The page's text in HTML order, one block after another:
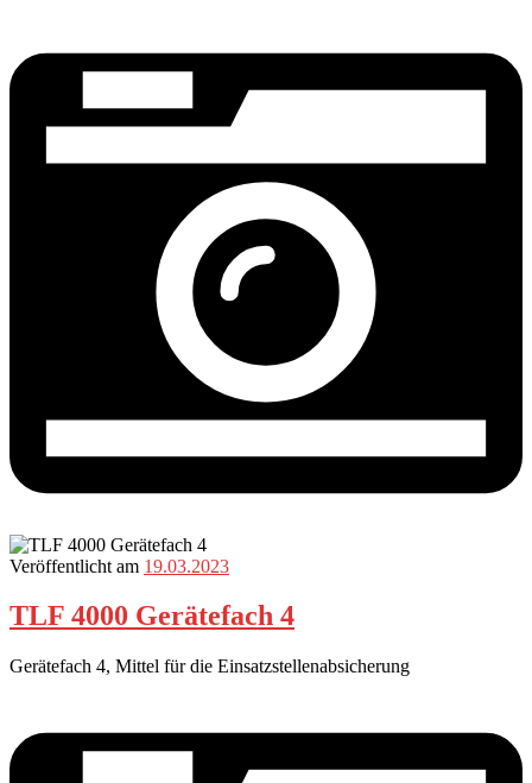
Veröffentlicht am 19.03.2023
TLF 4000 Gerätefach 4
Gerätefach 4, Mittel für die Einsatzstellenabsicherung